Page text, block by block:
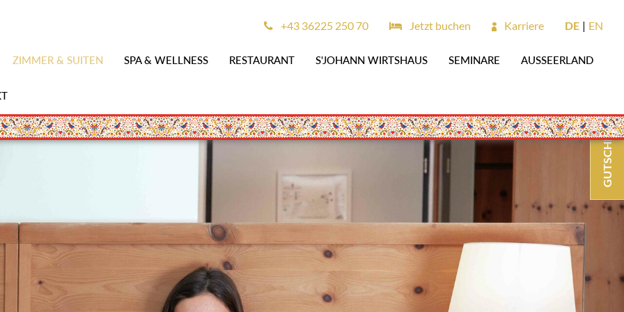
ZIMMER & SUITEN SPA & WELLNESS RESTAURANT S'JOHANN WIRTSHAUS SEMINARE AUSSEERLAND
+43 36225 250 70 Jetzt buchen Karriere DE EN
GUTSCHEINE